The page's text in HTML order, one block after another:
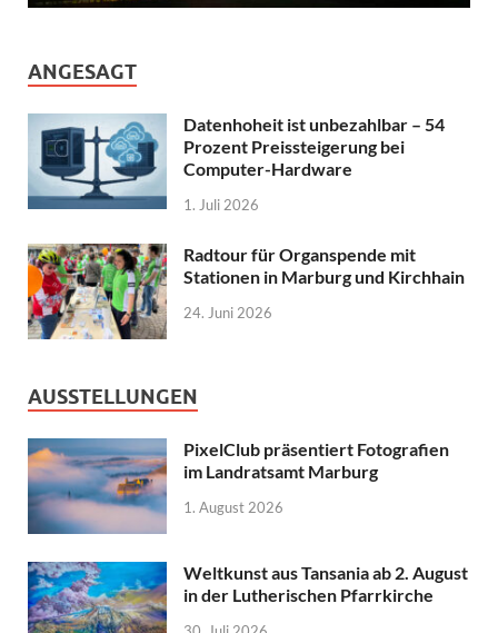
ANGESAGT
Datenhoheit ist unbezahlbar – 54
Prozent Preissteigerung bei
Computer-Hardware
1. Juli 2026
Radtour für Organspende mit
Stationen in Marburg und Kirchhain
24. Juni 2026
AUSSTELLUNGEN
PixelClub präsentiert Fotografien
im Landratsamt Marburg
1. August 2026
Weltkunst aus Tansania ab 2. August
in der Lutherischen Pfarrkirche